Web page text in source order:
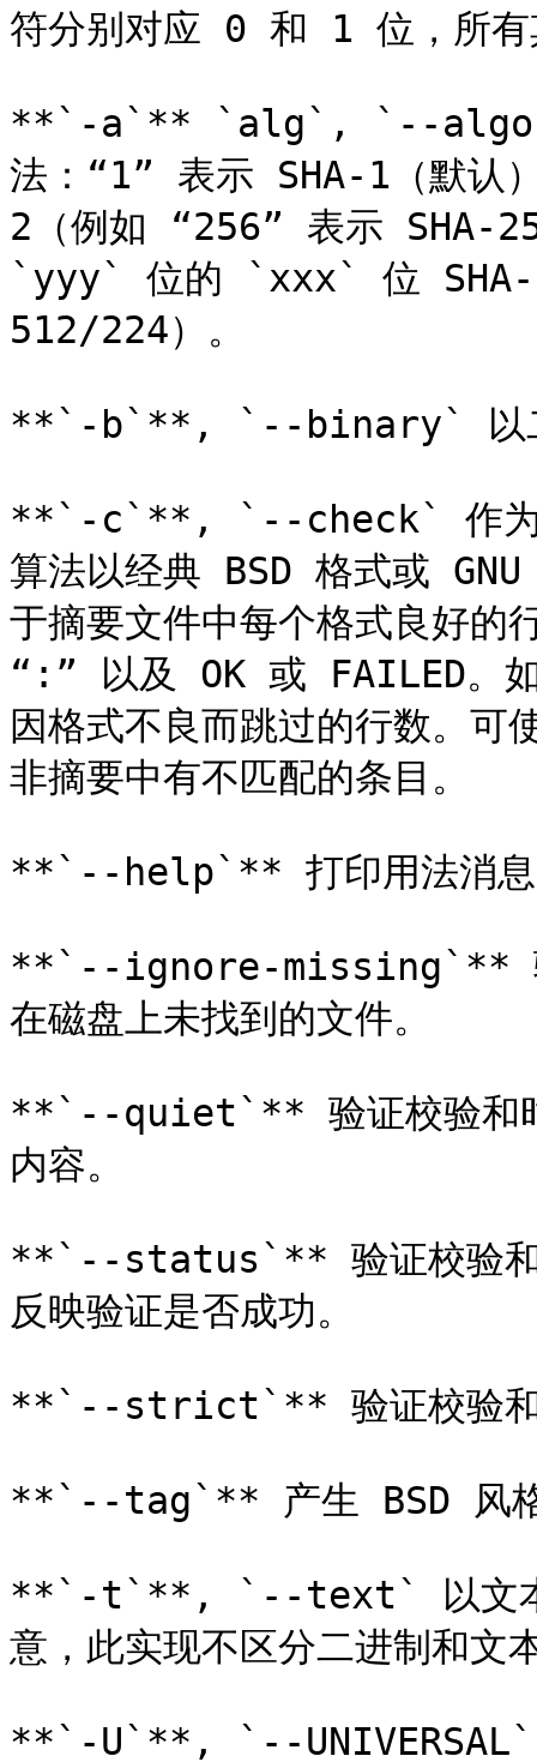
符分别对应 0 和 1 位，所有
**`-a`** `alg`, `--
法：“1” 表示 SHA-1（默
2（例如 “256” 表示 SHA-
`yyy` 位的 `xxx` 位 SHA-
512/224）。
**`-b`**, `--binary` 以二
**`-c`**, `--check` 作为参
算法以经典 BSD 格式或
于摘要文件中每个格式良好的
“:” 以及 OK 或 FAILED。如
因格式不良而跳过的行数。
非摘要中有不匹配的条目。
**`--help`** 打印用法消息
**`--ignore-missing`** 验
在磁盘上未找到的文件。
**`--quiet`** 验证校验和时
内容。
**`--status`** 验证校验和时
反映验证是否成功。
**`--strict`** 验证校验和时
**`--tag`** 产生 BSD 风
**`-t`**, `--text` 以文本模
意，此实现不区分二进制和文
**`-U`**, `--UNIVERSAL`